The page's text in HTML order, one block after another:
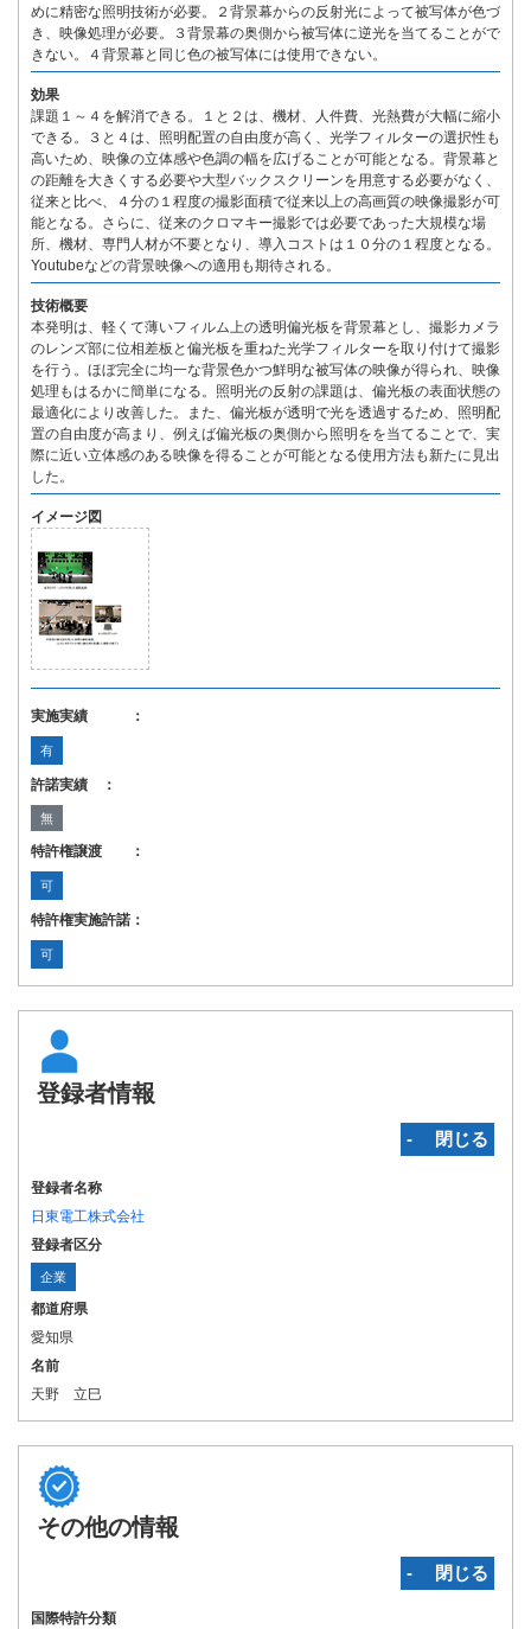
めに精密な照明技術が必要。２背景幕からの反射光によって被写体が色づ
き、映像処理が必要。３背景幕の奥側から被写体に逆光を当てることがで
きない。４背景幕と同じ色の被写体には使用できない。
効果
課題１～４を解消できる。１と２は、機材、人件費、光熱費が大幅に縮小
できる。３と４は、照明配置の自由度が高く、光学フィルターの選択性も
高いため、映像の立体感や色調の幅を広げることが可能となる。背景幕と
の距離を大きくする必要や大型バックスクリーンを用意する必要がなく、
従来と比べ、４分の１程度の撮影面積で従来以上の高画質の映像撮影が可
能となる。さらに、従来のクロマキー撮影では必要であった大規模な場
所、機材、専門人材が不要となり、導入コストは１０分の１程度となる。
Youtubeなどの背景映像への適用も期待される。
技術概要
本発明は、軽くて薄いフィルム上の透明偏光板を背景幕とし、撮影カメラ
のレンズ部に位相差板と偏光板を重ねた光学フィルターを取り付けて撮影
を行う。ほぼ完全に均一な背景色かつ鮮明な被写体の映像が得られ、映像
処理もはるかに簡単になる。照明光の反射の課題は、偏光板の表面状態の
最適化により改善した。また、偏光板が透明で光を透過するため、照明配
置の自由度が高まり、例えば偏光板の奥側から照明をを当てることで、実
際に近い立体感のある映像を得ることが可能となる使用方法も新たに見出
した。
イメージ図
実施実績 ：
有
許諾実績 ：
無
特許権譲渡 ：
可
特許権実施許諾：
可
登録者情報
‐ 閉じる
登録者名称
日東電工株式会社
登録者区分
企業
都道府県
愛知県
名前
天野 立巳
その他の情報
‐ 閉じる
国際特許分類